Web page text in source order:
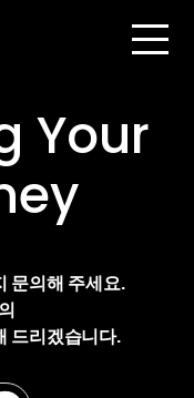
Your
문의해 주세요.
드리겠습니다.